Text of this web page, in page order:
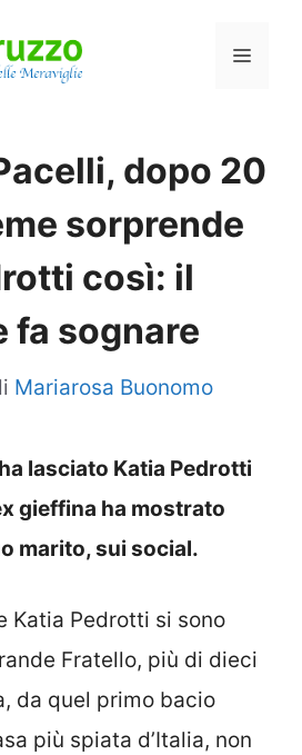
Menu
dopo 20
sorprende
così: il
fa sognare
Mariarosa Buonomo
lasciato Katia Pedrotti
gieffina ha mostrato
marito, sui social.
Katia Pedrotti si sono
Fratello, più di dieci
da quel primo bacio
più spiata d’Italia, non